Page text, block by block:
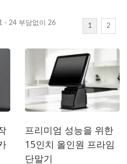
- 24 부담없이 26 1 2
프리미엄 성능을 위한
15인치 올인원 프라임
단말기